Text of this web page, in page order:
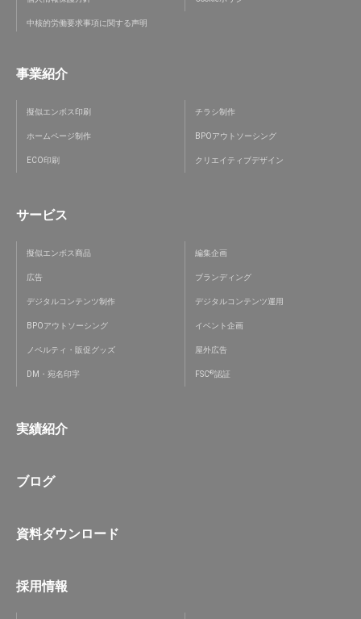
中核的労働要求事項に関する声明
事業紹介
擬似エンボス印刷 チラシ制作
ホームページ制作 BPOアウトソーシング
ECO印刷 クリエイティブデザイン
サービス
擬似エンボス商品 編集企画
広告 ブランディング
デジタルコンテンツ制作 デジタルコンテンツ運用
BPOアウトソーシング イベント企画
ノベルティ・販促グッズ 屋外広告
DM・宛名印字 FSC®認証
実績紹介
ブログ
資料ダウンロード
採用情報